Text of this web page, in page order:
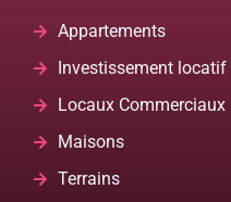
Appartements
Investissement locatif
Locaux Commerciaux
Maisons
Terrains